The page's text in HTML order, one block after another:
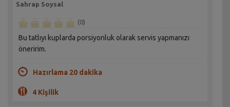
Sahrap Soysal
(0)
Bu tatlıyı kuplarda porsiyonluk olarak servis yapmanızı
öneririm.
Hazırlama 20 dakika
4 Kişilik